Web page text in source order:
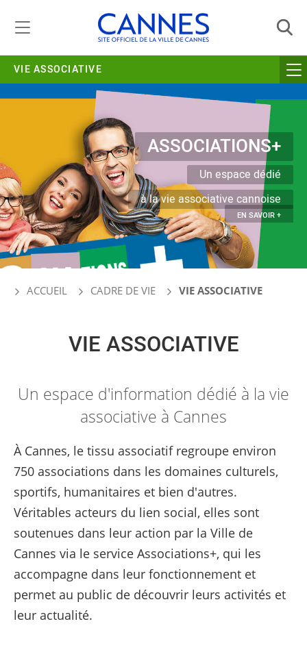
VIE ASSOCIATIVE
ASSOCIATIONS+
Un espace dédié
à la vie associative cannoise
EN SAVOIR +
ACCUEIL CADRE DE VIE VIE ASSOCIATIVE
VIE ASSOCIATIVE
Un espace d'information dédié à la vie
associative à Cannes
À Cannes, le tissu associatif regroupe environ
750 associations dans les domaines culturels,
sportifs, humanitaires et bien d'autres.
Véritables acteurs du lien social, elles sont
soutenues dans leur action par la Ville de
Cannes via le service Associations+, qui les
accompagne dans leur fonctionnement et
permet au public de découvrir leurs activités et
leur actualité.